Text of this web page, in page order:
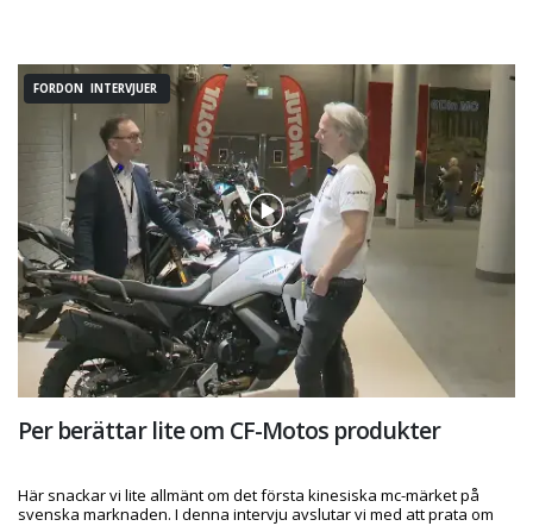
FORDON INTERVJUER
Per berättar lite om CF-Motos produkter
Här snackar vi lite allmänt om det första kinesiska mc-märket på
svenska marknaden. I denna intervju avslutar vi med att prata om